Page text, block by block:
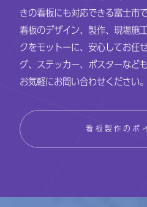
きの看板にも対応できる富士市
看板のデザイン、製作、現場施
クをモットーに、安心してお任
グ、ステッカー、ポスターなど
お気軽にお問い合わせください。
看板製作のポ